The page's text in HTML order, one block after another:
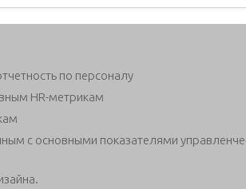
по персоналу
HR-метрикам
с основными показателями